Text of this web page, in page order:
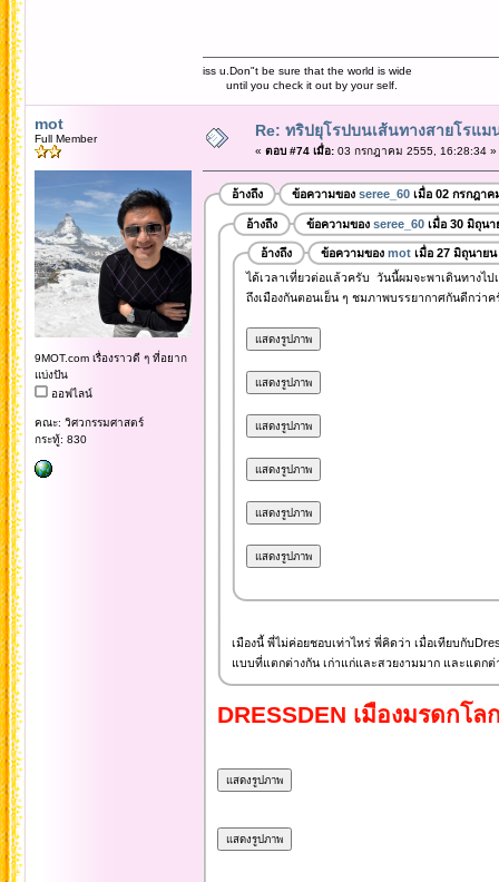
iss u.Don"t be sure that the world is wide
until you check it out by your self.
mot
Full Member
9MOT.com เรื่องราวดี ๆ ที่อยาก
แบ่งปัน
ออฟไลน์
คณะ: วิศวกรรมศาสตร์
กระทู้: 830
Re: ทริปยุโรปบนเส้นทางสายโรแม
« ตอบ #74 เมื่อ:03 กรกฎาคม 2555, 16:28:34 »
อ้างถึง ข้อความของ seree_60เมื่อ 02 กรกฎาค
อ้างถึง ข้อความของ seree_60เมื่อ 30 มิถุนา
อ้างถึง ข้อความของ motเมื่อ 27 มิถุนายน
ได้เวลาเที่ยวต่อแล้วครับ วันนี้ผมจะพาเดินทางไป
ถึงเมืองกันตอนเย็น ๆ ชมภาพบรรยากาศกันดีกว่าค
เมืองนี้ พี่ไม่ค่อยชอบเท่าไหร่ พี่คิดว่า เมื่อเทียบกับ
แบบที่แตกต่างกัน เก่าแก่และสวยงามมาก และแตก
DRESSDEN เมืองมรดกโ